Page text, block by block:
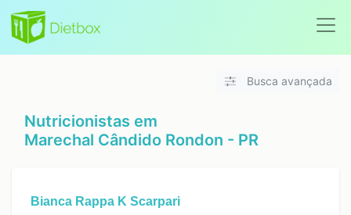
Busca avançada
Nutricionistas em
Marechal Cândido Rondon - PR
Bianca Rappa K Scarpari